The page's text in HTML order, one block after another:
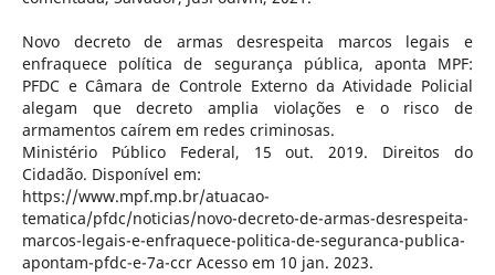
Novo decreto de armas desrespeita marcos legais e
enfraquece política de segurança pública, aponta MPF:
PFDC e Câmara de Controle Externo da Atividade Policial
alegam que decreto amplia violações e o risco de
armamentos caírem em redes criminosas.
Ministério Público Federal, 15 out. 2019. Direitos do
Cidadão. Disponível em:
https://www.mpf.mp.br/atuacao-
tematica/pfdc/noticias/novo-decreto-de-armas-desrespeita-
marcos-legais-e-enfraquece-politica-de-seguranca-publica-
apontam-pfdc-e-7a-ccr Acesso em 10 jan. 2023.